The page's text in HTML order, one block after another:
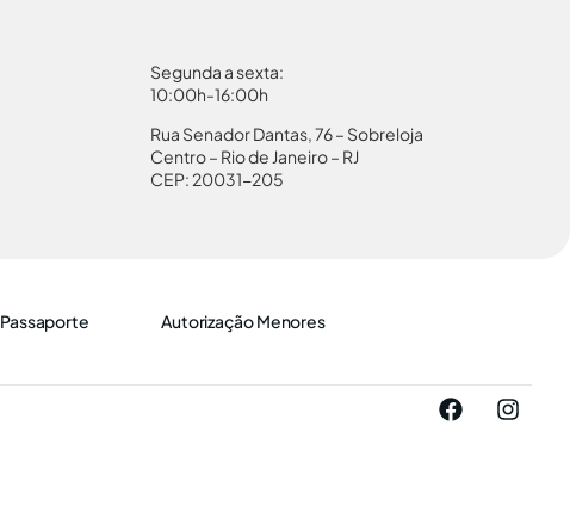
Segunda a sexta:
10:00h-16:00h
Rua Senador Dantas, 76 – Sobreloja
Centro – Rio de Janeiro – RJ
CEP: 20031-205
Passaporte Autorização Menores